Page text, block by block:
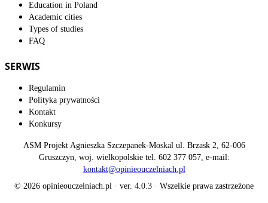
Education in Poland
Academic cities
Types of studies
FAQ
SERWIS
Regulamin
Polityka prywatności
Kontakt
Konkursy
ASM Projekt Agnieszka Szczepanek-Moskal ul. Brzask 2, 62-006
Gruszczyn, woj. wielkopolskie tel. 602 377 057, e-mail:
kontakt@opinieouczelniach.pl
© 2026 opinieouczelniach.pl · ver. 4.0.3 · Wszelkie prawa zastrzeżone